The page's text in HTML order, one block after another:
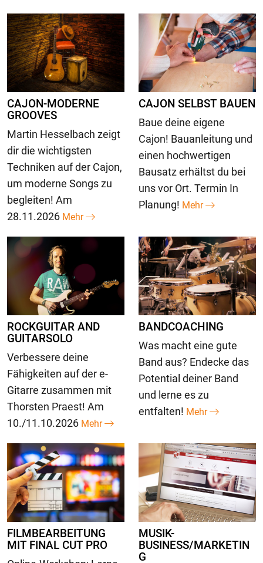
CAJON-MODERNE
GROOVES
Martin Hesselbach zeigt
dir die wichtigsten
Techniken auf der Cajon,
um moderne Songs zu
begleiten! Am
28.11.2026 Mehr
CAJON SELBST BAUEN
Baue deine eigene
Cajon! Bauanleitung und
einen hochwertigen
Bausatz erhältst du bei
uns vor Ort. Termin In
Planung! Mehr
ROCKGUITAR AND
GUITARSOLO
Verbessere deine
Fähigkeiten auf der e-
Gitarre zusammen mit
Thorsten Praest! Am
10./11.10.2026 Mehr
BANDCOACHING
Was macht eine gute
Band aus? Endecke das
Potential deiner Band
und lerne es zu
entfalten! Mehr
FILMBEARBEITUNG
MIT FINAL CUT PRO
MUSIK-
BUSINESS/MARKETIN
G